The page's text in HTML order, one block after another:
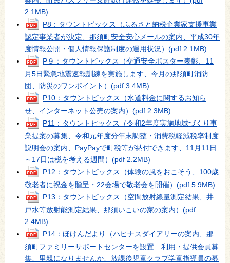
2.1MB)
P8：タウントピックス（ふるさと納税企業家支援事業
認定事業者が決定、那須町安全安心メールの案内、平成30年
度情報公開・個人情報保護制度の運用状況） (pdf 2.1MB)
P９：タウントピックス（交通安全ポスター表彰、11
月5日緊急地震速報訓練を実施します、今月の那須町消防
団、防災のワンポイント） (pdf 3.4MB)
P10：タウントピックス（水道料金に関するお知ら
せ、インターネット公売の案内） (pdf 2.3MB)
P11：タウントピックス（令和2年度実施地域づくり事
業提案の募集、令和元年度分年末調整・消費税軽減税率制度
説明会の案内、PayPayで町税等が納付できます、11月11日
～17日は税を考える週間） (pdf 2.2MB)
P12：タウントピックス（体験の風をおこそう、100歳
敬老者に祝金を贈呈・22会場で敬老会を開催） (pdf 5.9MB)
P13：タウントピックス（空間放射線量測定結果、井
戸水等放射能測定結果、那須いこいの家の案内） (pdf
2.4MB)
P14：ほけんだより（ハピナスダイアリーの案内、那
須町ファミリーサポートセンターを設置 利用・提供会員募
集、里親になりませんか、放課後児童クラブ学童指導員の募